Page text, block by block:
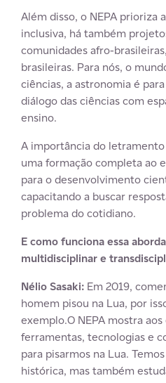
Além disso, o NEPA prioriza
inclusiva, há também
comunidades afro-
brasileiras. Para nós, o
ciências, a astronomia é
diálogo das ciências com
ensino.
A importância do
uma formação completa ao
para o desenvolvimento
capacitando a buscar
problema do cotidiano.
E como funciona essa
multidisciplinar e
Nélio Sasaki: Em 2019,
homem pisou na Lua, por
exemplo.O NEPA mostra
ferramentas, tecnologias e
para pisarmos na Lua.
histórica, mas também